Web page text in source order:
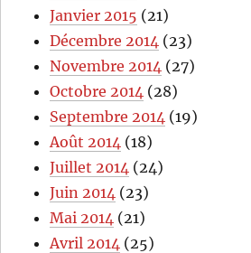
Janvier 2015 (21)
Décembre 2014 (23)
Novembre 2014 (27)
Octobre 2014 (28)
Septembre 2014 (19)
Août 2014 (18)
Juillet 2014 (24)
Juin 2014 (23)
Mai 2014 (21)
Avril 2014 (25)